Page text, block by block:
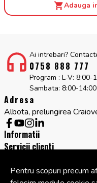
Adauga
Ai intrebari?
0758 888 777
Program : L-V: 8:00-
Sambata: 8:00-14:00
Adresa
Albota, prelungirea
Informatii
Servicii clienti
Cont
Pentru scopuri precum